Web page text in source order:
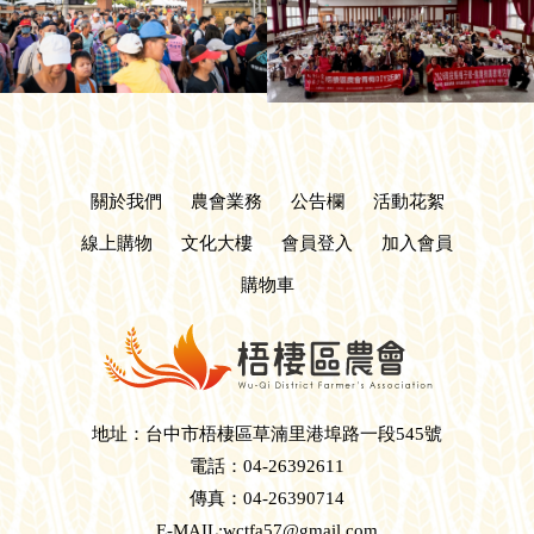
地址：台中市梧棲區草湳里港埠路一段545號
電話：04-26392611
傳真：04-26390714
E-MAIL:wctfa57@gmail.com
關於我們 農會業務 公告欄 活動花絮
線上購物 文化大樓 會員登入 加入會員
購物車